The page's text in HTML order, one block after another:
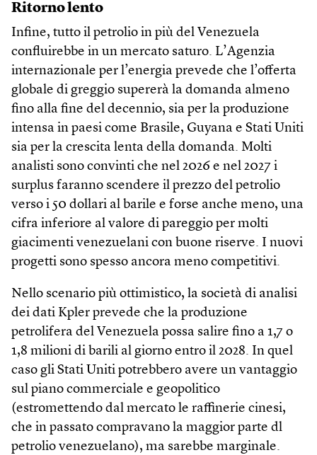
Ritorno lento
Infine, tutto il petrolio in più del Venezuela
confluirebbe in un mercato saturo. L’Agenzia
internazionale per l’energia prevede che l’offerta
globale di greggio supererà la domanda almeno
fino alla fine del decennio, sia per la produzione
intensa in paesi come Brasile, Guyana e Stati Uniti
sia per la crescita lenta della domanda. Molti
analisti sono convinti che nel 2026 e nel 2027 i
surplus faranno scendere il prezzo del petrolio
verso i 50 dollari al barile e forse anche meno, una
cifra inferiore al valore di pareggio per molti
giacimenti venezuelani con buone riserve. I nuovi
progetti sono spesso ancora meno competitivi.
Nello scenario più ottimistico, la società di analisi
dei dati Kpler prevede che la produzione
petrolifera del Venezuela possa salire fino a 1,7 o
1,8 milioni di barili al giorno entro il 2028. In quel
caso gli Stati Uniti potrebbero avere un vantaggio
sul piano commerciale e geopolitico
(estromettendo dal mercato le raffinerie cinesi,
che in passato compravano la maggior parte dl
petrolio venezuelano), ma sarebbe marginale.